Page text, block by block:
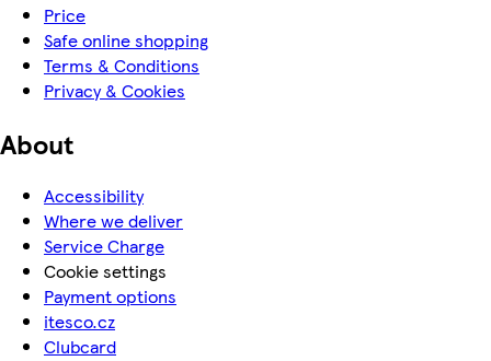
Price
Safe online shopping
Terms & Conditions
Privacy & Cookies
About
Accessibility
Where we deliver
Service Charge
Cookie settings
Payment options
itesco.cz
Clubcard